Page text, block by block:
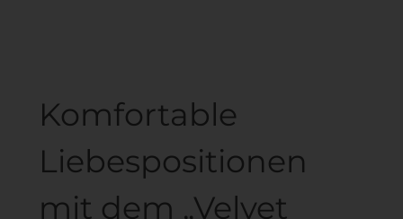
Komfortable
Liebespositionen
mit dem „Velvet